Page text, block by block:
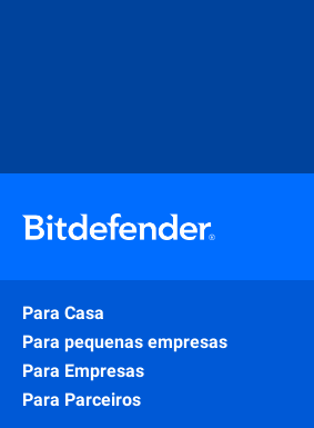
Para Casa
Para pequenas empresas
Para Empresas
Para Parceiros